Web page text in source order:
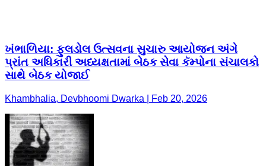
ખંભાળિયા: ફુલડોલ ઉત્સવના સુચારુ આયોજન અંગે
પ્રાંત અધિકારી અધ્યક્ષતામાં બેઠક સેવા કૅમ્પોના સંચાલકો
સાથે બેઠક યોજાઈ
Khambhalia, Devbhoomi Dwarka | Feb 20, 2026